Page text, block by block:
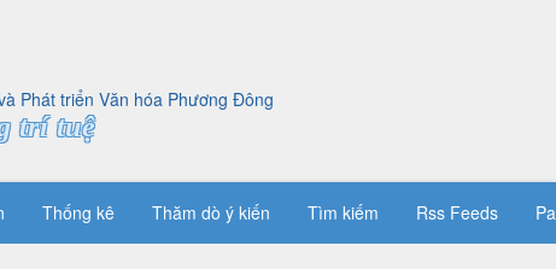
trí tuệ
Thống kê Thăm dò ý kiến Tìm kiếm Rss Feeds